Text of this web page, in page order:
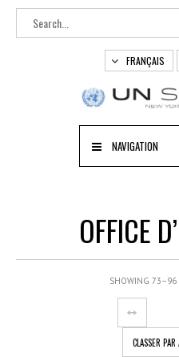
FRANÇAIS
NAVIGATION
OFFICE
SHOWING 73–96
CLASSER